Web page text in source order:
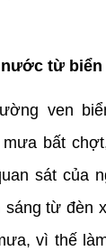
từ biển
ven
bất
sát của
sáng từ đèn
vì thế